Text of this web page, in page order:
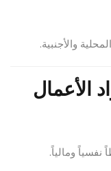
والأجنبية.
الأعمال
ومالياً.